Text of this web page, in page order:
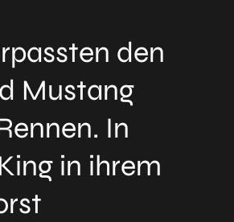
den
Mustang
In
in ihrem